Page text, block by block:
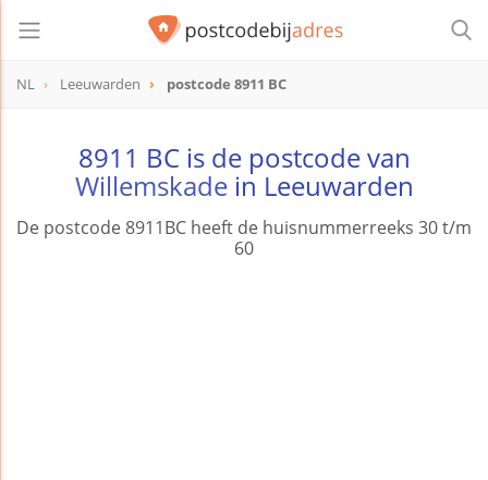
NL Leeuwarden postcode 8911 BC
8911 BC is de postcode van
Willemskadein Leeuwarden
De postcode 8911BC heeft de huisnummerreeks 30 t/m
60